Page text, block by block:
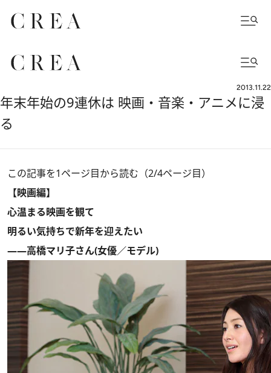
2013.11.22
年末年始の9連休は 映画・音楽・アニメに浸
る
この記事を1ページ目から読む（2/4ページ目）
【映画編】
心温まる映画を観て
明るい気持ちで新年を迎えたい
――高橋マリ子さん(女優／モデル)